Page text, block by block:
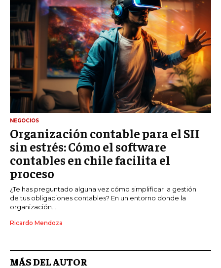
NEGOCIOS
Organización contable para el SII
sin estrés: Cómo el software
contables en chile facilita el
proceso
¿Te has preguntado alguna vez cómo simplificar la gestión
de tus obligaciones contables? En un entorno donde la
organización...
Ricardo Mendoza
MÁS DEL AUTOR